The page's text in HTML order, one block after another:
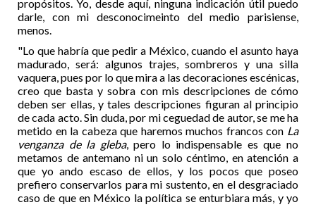
propósitos. Yo, desde aquí, ninguna indicación útil puedo
darle, con mi desconocimeinto del medio parisiense,
menos.
"Lo que habría que pedir a México, cuando el asunto haya
madurado, será: algunos trajes, sombreros y una silla
vaquera, pues por lo que mira a las decoraciones escénicas,
creo que basta y sobra con mis descripciones de cómo
deben ser ellas, y tales descripciones figuran al principio
de cada acto. Sin duda, por mi ceguedad de autor, se me ha
metido en la cabeza que haremos muchos francos con La
venganza de la gleba, pero lo indispensable es que no
metamos de antemano ni un solo céntimo, en atención a
que yo ando escaso de ellos, y los pocos que poseo
prefiero conservarlos para mi sustento, en el desgraciado
caso de que en México la política se enturbiara más, y yo